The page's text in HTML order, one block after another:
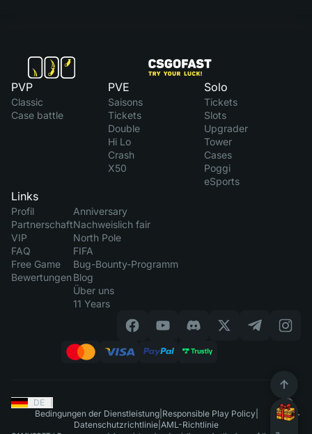
PVP
Classic
Case battle
PVE
Saisons
Tickets
Double
Hi Lo
Crash
X50
Solo
Tickets
Slots
Upgrader
Tower
Cases
Poggi
eSports
Links
Profil
Partnerschaft
VIP
FAQ
Free Game
Bewertungen
Anniversary
Nachweislich fair
North Pole
FIFA
Bug-Bounty-Programm
Blog
Über uns
11 Years
DE
Bedingungen der Dienstleistung| Responsible Play Policy|
Datenschutzrichtlinie AML-Richtlinie